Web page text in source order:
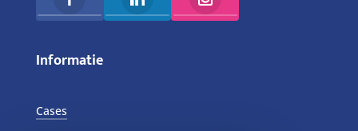
Informatie
Cases